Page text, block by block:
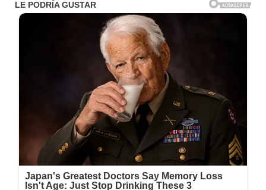
Tamaño: 4.80 GB
Sistema Operativo: Windows (x64-bits)